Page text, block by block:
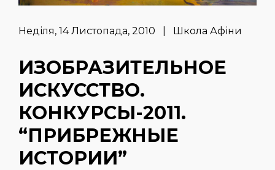
Неділя, 14 Листопада, 2010 | Школа Афіни
ИЗОБРАЗИТЕЛЬНОЕ
ИСКУССТВО.
КОНКУРСЫ-2011.
“ПРИБРЕЖНЫЕ
ИСТОРИИ”